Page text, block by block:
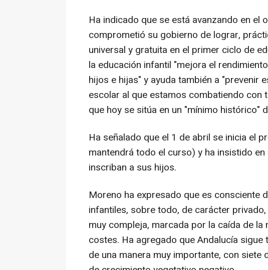
Ha indicado que se está avanzando en el
comprometió su gobierno de lograr,
universal y gratuita en el primer ciclo de
la educación infantil "mejora el
hijos e hijas" y ayuda también a "prevenir
escolar al que estamos combatiendo
que hoy se sitúa en un "mínimo histórico"
Ha señalado que el 1 de abril se inicia el
mantendrá todo el curso) y ha insistido
inscriban a sus hijos.
Moreno ha expresado que es consciente
infantiles, sobre todo, de carácter
muy compleja, marcada por la caída de
costes. Ha agregado que Andalucía sigue
de una manera muy importante, con